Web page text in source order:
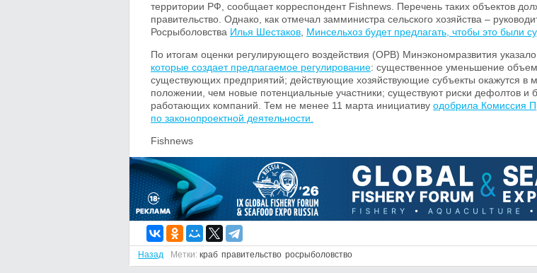
территории РФ, сообщает корреспондент Fishnews. Перечень таких объектов
правительство. Однако, как отмечал замминистра сельского хозяйства –
Росрыболовства Илья Шестаков Минсельхоз будет предлагать, чтобы это были
По итогам оценки регулирующего воздействия (ОРВ) Минэкономразвития указало
которые создает предлагаемое регулирование: существенное уменьшение
существующих предприятий; действующие хозяйствующие субъекты окажутся в
положении, чем новые потенциальные участники; существуют риски дефолтов и
работающих компаний. Тем не менее 11 марта инициативу одобрила Комиссия
по законопроектной деятельности.
Fishnews
Назад Метки: краб правительство росрыболовство